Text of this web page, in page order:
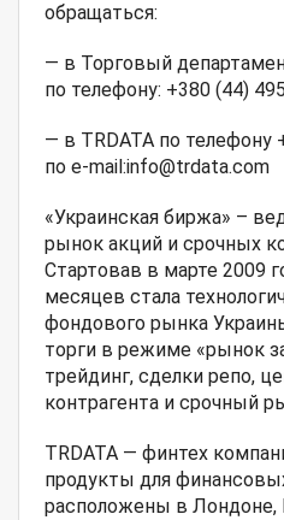
обращаться:
— в Торговый
по телефону: +380 (44)
— в TRDATA по телефону
по e-mail:info@trdata.com
«Украинская биржа» –
рынок акций и срочных
Стартовав в марте 2009
месяцев стала
фондового рынка
торги в режиме «рынок
трейдинг, сделки репо,
контрагента и срочный
TRDATA — финтех
продукты для
расположены в